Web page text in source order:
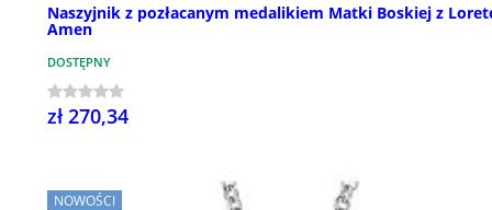
Naszyjnik z pozłacanym medalikiem Matki Boskiej z
Amen
DOSTĘPNY
zł 270,34
NOWOŚCI